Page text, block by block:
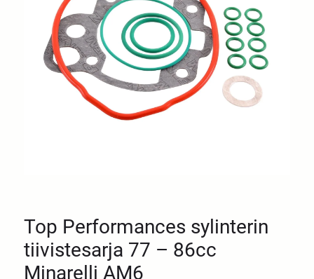
Top Performances sylinterin
tiivistesarja 77 – 86cc
Minarelli AM6